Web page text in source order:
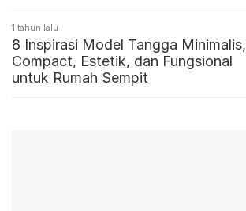
1 tahun lalu
8 Inspirasi Model Tangga Minimalis,
Compact, Estetik, dan Fungsional
untuk Rumah Sempit